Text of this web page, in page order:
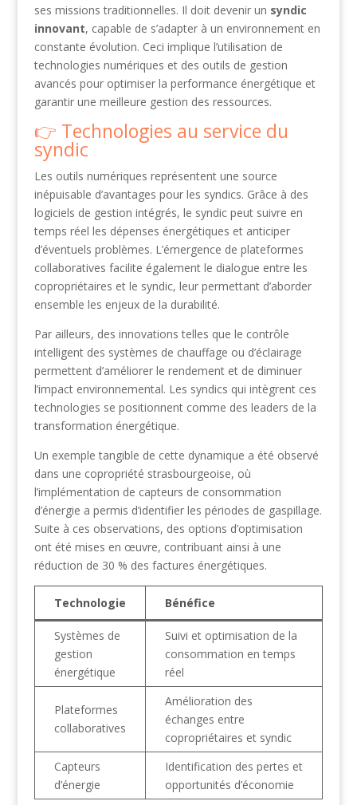
ses missions traditionnelles. Il doit devenir un syndic
innovant, capable de s’adapter à un environnement en
constante évolution. Ceci implique l’utilisation de
technologies numériques et des outils de gestion
avancés pour optimiser la performance énergétique et
garantir une meilleure gestion des ressources.
Technologies au service du
syndic
Les outils numériques représentent une source
inépuisable d’avantages pour les syndics. Grâce à des
logiciels de gestion intégrés, le syndic peut suivre en
temps réel les dépenses énergétiques et anticiper
d’éventuels problèmes. L’émergence de plateformes
collaboratives facilite également le dialogue entre les
copropriétaires et le syndic, leur permettant d’aborder
ensemble les enjeux de la durabilité.
Par ailleurs, des innovations telles que le contrôle
intelligent des systèmes de chauffage ou d’éclairage
permettent d’améliorer le rendement et de diminuer
l’impact environnemental. Les syndics qui intègrent ces
technologies se positionnent comme des leaders de la
transformation énergétique.
Un exemple tangible de cette dynamique a été observé
dans une copropriété strasbourgeoise, où
l’implémentation de capteurs de consommation
d’énergie a permis d’identifier les périodes de gaspillage.
Suite à ces observations, des options d’optimisation
ont été mises en œuvre, contribuant ainsi à une
réduction de 30 % des factures énergétiques.
Technologie Bénéfice
Systèmes de
gestion
énergétique
Suivi et optimisation de la
consommation en temps
réel
Plateformes
collaboratives
Amélioration des
échanges entre
copropriétaires et syndic
Capteurs
d’énergie
Identification des pertes et
opportunités d’économie